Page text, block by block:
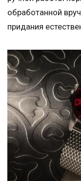
обработанной
придания